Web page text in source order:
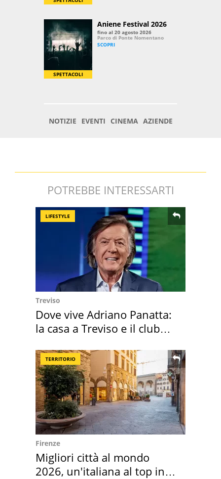
POTREBBE INTERESSARTI
LIFESTYLE
Treviso
Dove vive Adriano Panatta:
la casa a Treviso e il club
TERRITORIO
Firenze
Migliori città al mondo
2026, un'italiana al top in